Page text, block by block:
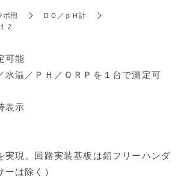
ボ用
ＤＯ／ｐＨ計
Ｚ
可能
水温／ＰＨ／ＯＲＰを１台で測定可
表示
実現。回路実装基板は鉛フリーハンダ
は除く）